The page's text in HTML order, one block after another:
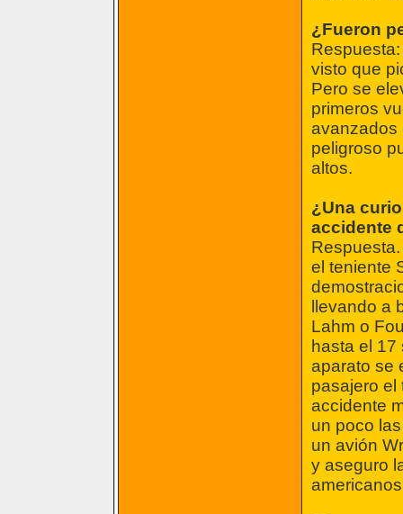
¿Fueron
visto que
Pero se
primeros
avanzados
peligroso
altos.
¿Una
accidente
el teniente
llevando a
Lahm o
hasta el
aparato se
pasajero el
accidente
un poco
un avión
y aseguro